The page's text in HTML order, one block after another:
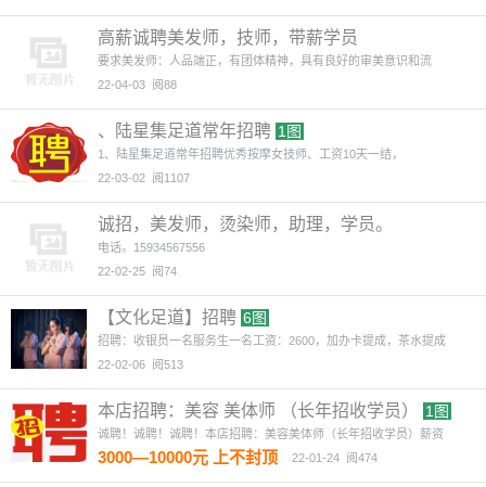
高薪诚聘美发师，技师，带薪学员
要求美发师：人品端正，有团体精神，具有良好的审美意识和流
22-04-03 阅88
、陆星集足道常年招聘 1图
1、陆星集足道常年招聘优秀按摩女技师、工资10天一结，
22-03-02 阅1107
诚招，美发师，烫染师，助理，学员。
电话。15934567556
22-02-25 阅74
【文化足道】招聘 6图
招聘：收银员一名服务生一名工资：2600，加办卡提成，茶水提成
22-02-06 阅513
本店招聘：美容 美体师 （长年招收学员） 1图
诚聘！诚聘！‎诚‎聘！本店招聘：美容美体师（长年招收学员）薪资
3000—10000元 上不封顶 22-01-24 阅474